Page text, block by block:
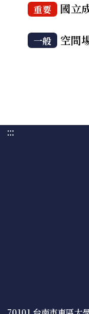
重要 國立成功
一般 空間
:::